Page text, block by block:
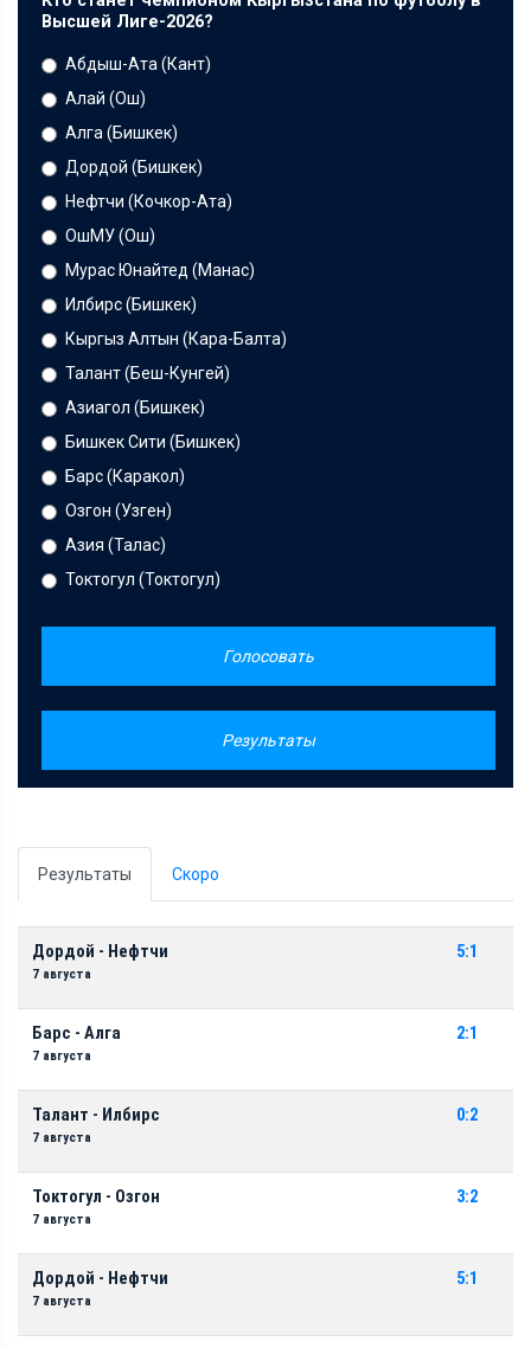
Высшей Лиге-2026?
Абдыш-Ата (Кант)
Алай (Ош)
Алга (Бишкек)
Дордой (Бишкек)
Нефтчи (Кочкор-Ата)
ОшМУ (Ош)
Мурас Юнайтед (Манас)
Илбирс (Бишкек)
Кыргыз Алтын (Кара-Балта)
Талант (Беш-Кунгей)
Азиагол (Бишкек)
Бишкек Сити (Бишкек)
Барс (Каракол)
Озгон (Узген)
Азия (Талас)
Токтогул (Токтогул)
Голосовать
Результаты
Результаты Скоро
Дордой - Нефтчи
7 августа
5:1
Барс - Алга
7 августа
2:1
Талант - Илбирс
7 августа
0:2
Токтогул - Озгон
7 августа
3:2
Дордой - Нефтчи
7 августа
5:1